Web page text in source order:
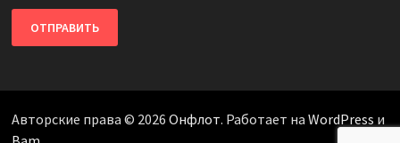
Авторские права © 2026 Онфлот. Работает на WordPress и